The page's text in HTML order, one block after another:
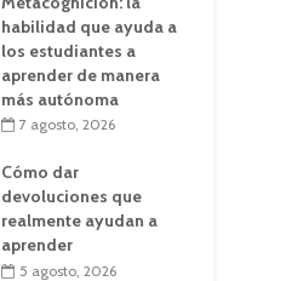
habilidad que ayuda a
los estudiantes a
aprender de manera
más autónoma
7 agosto, 2026
Cómo dar
devoluciones que
realmente ayudan a
aprender
5 agosto, 2026